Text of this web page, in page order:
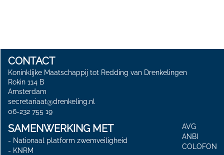
CONTACT
Koninklijke Maatschappij tot Redding van Drenkelingen
Rokin 114 B
Amsterdam
secretariaat@drenkeling.nl
06-232 755 19
SAMENWERKING MET
- Nationaal platform zwemveiligheid
- KNRM
AVG
ANBI
COLOFON